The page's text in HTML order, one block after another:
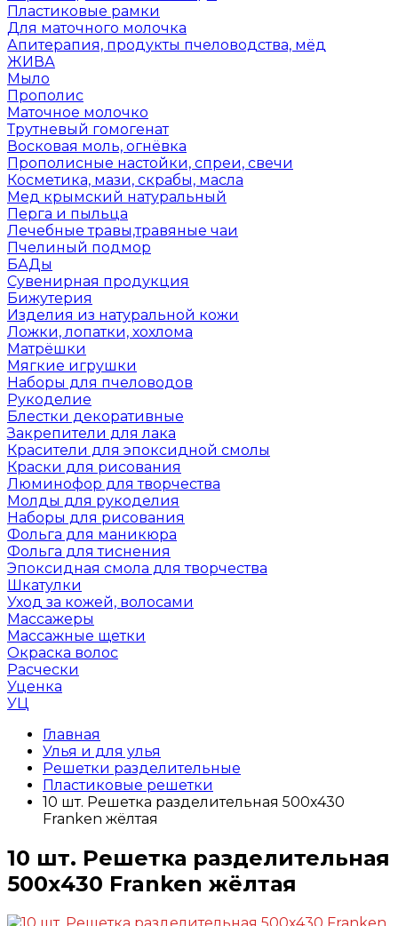
Пластиковые рамки
Для маточного молочка
Апитерапия, продукты пчеловодства, мёд
ЖИВА
Мыло
Прополис
Маточное молочко
Трутневый гомогенат
Восковая моль, огнёвка
Прополисные настойки, спреи, свечи
Косметика, мази, скрабы, масла
Мед крымский натуральный
Перга и пыльца
Лечебные травы,травяные чаи
Пчелиный подмор
БАДы
Сувенирная продукция
Бижутерия
Изделия из натуральной кожи
Ложки, лопатки, хохлома
Матрёшки
Мягкие игрушки
Наборы для пчеловодов
Рукоделие
Блестки декоративные
Закрепители для лака
Красители для эпоксидной смолы
Краски для рисования
Люминофор для творчества
Молды для рукоделия
Наборы для рисования
Фольга для маникюра
Фольга для тиснения
Эпоксидная смола для творчества
Шкатулки
Уход за кожей, волосами
Массажеры
Массажные щетки
Окраска волос
Расчески
Уценка
УЦ
Главная
Улья и для улья
Решетки разделительные
Пластиковые решетки
10 шт. Решетка разделительная 500х430
Franken жёлтая
10 шт. Решетка разделительная
500х430 Franken жёлтая